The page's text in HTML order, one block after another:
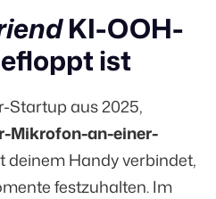
KI-OOH-
ist
Startup aus 2025,
Mikrofon-an-einer-
deinem Handy verbindet,
festzuhalten. Im